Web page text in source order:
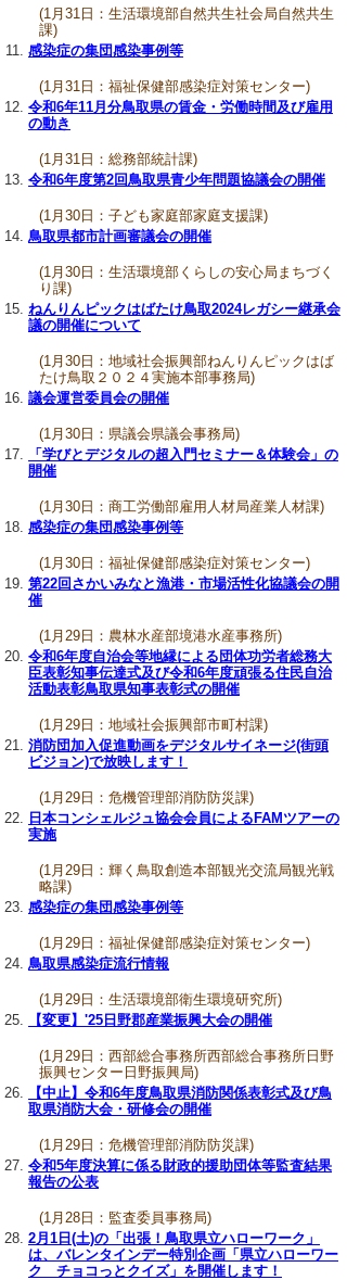
(1月31日：生活環境部自然共生社会局自然共生
課)
感染症の集団感染事例等
(1月31日：福祉保健部感染症対策センター)
令和6年11月分鳥取県の賃金・労働時間及び雇用
の動き
(1月31日：総務部統計課)
令和6年度第2回鳥取県青少年問題協議会の開催
(1月30日：子ども家庭部家庭支援課)
鳥取県都市計画審議会の開催
(1月30日：生活環境部くらしの安心局まちづく
り課)
ねんりんピックはばたけ鳥取2024レガシー継承会
議の開催について
(1月30日：地域社会振興部ねんりんピックはば
たけ鳥取２０２４実施本部事務局)
議会運営委員会の開催
(1月30日：県議会県議会事務局)
「学びとデジタルの超入門セミナー＆体験会」の
開催
(1月30日：商工労働部雇用人材局産業人材課)
感染症の集団感染事例等
(1月30日：福祉保健部感染症対策センター)
第22回さかいみなと漁港・市場活性化協議会の開
催
(1月29日：農林水産部境港水産事務所)
令和6年度自治会等地縁による団体功労者総務大
臣表彰知事伝達式及び令和6年度頑張る住民自治
活動表彰鳥取県知事表彰式の開催
(1月29日：地域社会振興部市町村課)
消防団加入促進動画をデジタルサイネージ(街頭
ビジョン)で放映します！
(1月29日：危機管理部消防防災課)
日本コンシェルジュ協会会員によるFAMツアーの
実施
(1月29日：輝く鳥取創造本部観光交流局観光戦
略課)
感染症の集団感染事例等
(1月29日：福祉保健部感染症対策センター)
鳥取県感染症流行情報
(1月29日：生活環境部衛生環境研究所)
【変更】'25日野郡産業振興大会の開催
(1月29日：西部総合事務所西部総合事務所日野
振興センター日野振興局)
【中止】令和6年度鳥取県消防関係表彰式及び鳥
取県消防大会・研修会の開催
(1月29日：危機管理部消防防災課)
令和5年度決算に係る財政的援助団体等監査結果
報告の公表
(1月28日：監査委員事務局)
2月1日(土)の「出張！鳥取県立ハローワーク」
は、バレンタインデー特別企画「県立ハローワー
ク チョコっとクイズ」を開催します！